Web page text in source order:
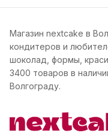
Магазин nextcake в
кондитеров и
шоколад, формы,
3400 товаров в
Волгограду.